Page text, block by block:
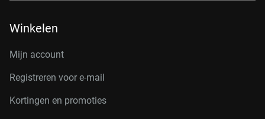
Winkelen
Mijn account
Registreren voor e-mail
Kortingen en promoties